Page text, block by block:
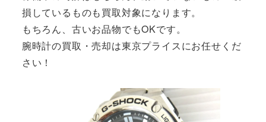
損しているものも買取対象になります。
もちろん、古いお品物でもOKです。
腕時計の買取・売却は東京プライスにお任せくだ
さい！